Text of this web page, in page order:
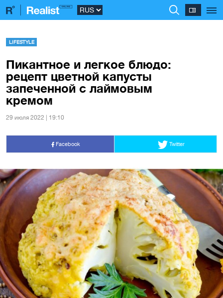
LIFESTYLE
Пикантное и легкое блюдо:
рецепт цветной капусты
запеченной с лаймовым
кремом
29 июля 2022 | 19:10
Facebook Twitter